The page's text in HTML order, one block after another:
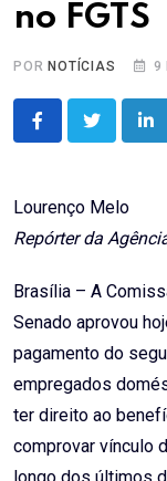
no FGTS
POR NOTÍCIAS 9
Lourenço Melo
Repórter da
Brasília – A
Senado aprovou
pagamento do
empregados
ter direito ao
comprovar vínculo